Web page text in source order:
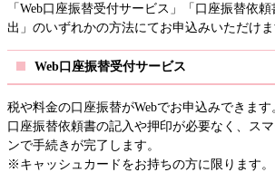
「Web口座振替受付サービス」「口座振替依
出」のいずれかの方法にてお申込みいただけま
Web口座振替受付サービス
税や料金の口座振替がWebでお申込みできます
口座振替依頼書の記入や押印が必要なく、ス
ンで手続きが完了します。
​※キャッシュカードをお持ちの方に限ります。